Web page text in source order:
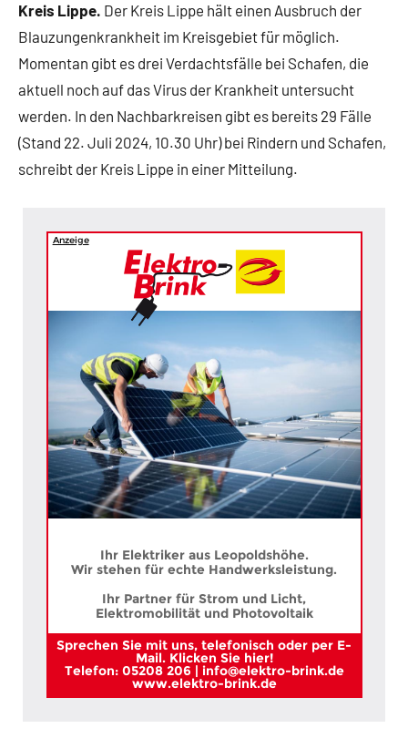
Kreis Lippe. Der Kreis Lippe hält einen Ausbruch der
Blauzungenkrankheit im Kreisgebiet für möglich.
Momentan gibt es drei Verdachtsfälle bei Schafen, die
aktuell noch auf das Virus der Krankheit untersucht
werden. In den Nachbarkreisen gibt es bereits 29 Fälle
(Stand 22. Juli 2024, 10.30 Uhr) bei Rindern und Schafen,
schreibt der Kreis Lippe in einer Mitteilung.
Anzeige
Ihr Elektriker aus Leopoldshöhe.
Wir stehen für echte Handwerksleistung.
Ihr Partner für Strom und Licht,
Elektromobilität und Photovoltaik
Sprechen Sie mit uns, telefonisch oder per E-
Mail. Klicken Sie hier!
Telefon: 05208 206 | info@elektro-brink.de
www.elektro-brink.de